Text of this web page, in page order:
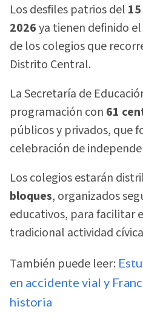
Los desfiles patrios del
2026ya tienen definido
de los colegios que
Distrito Central.
La Secretaría de
programación con 61
públicos y privados, que
celebración de
Los colegios estarán
bloques, organizados
educativos, para facilitar
tradicional actividad
También puede leer:
en accidente vial y
historia